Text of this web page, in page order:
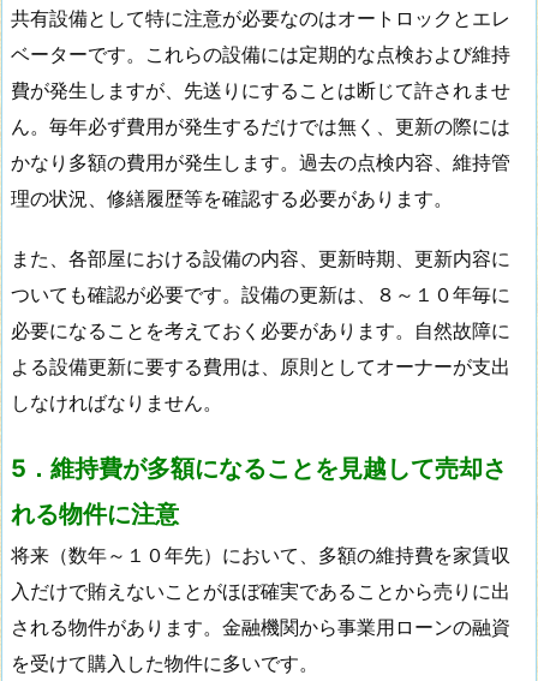
共有設備として特に注意が必要なのはオートロックとエレ
ベーターです。これらの設備には定期的な点検および維持
費が発生しますが、先送りにすることは断じて許されませ
ん。毎年必ず費用が発生するだけでは無く、更新の際には
かなり多額の費用が発生します。過去の点検内容、維持管
理の状況、修繕履歴等を確認する必要があります。
また、各部屋における設備の内容、更新時期、更新内容に
ついても確認が必要です。設備の更新は、８～１０年毎に
必要になることを考えておく必要があります。自然故障に
よる設備更新に要する費用は、原則としてオーナーが支出
しなければなりません。
5．維持費が多額になることを見越して売却さ
れる物件に注意
将来（数年～１０年先）において、多額の維持費を家賃収
入だけで賄えないことがほぼ確実であることから売りに出
される物件があります。金融機関から事業用ローンの融資
を受けて購入した物件に多いです。